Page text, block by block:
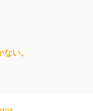
い。